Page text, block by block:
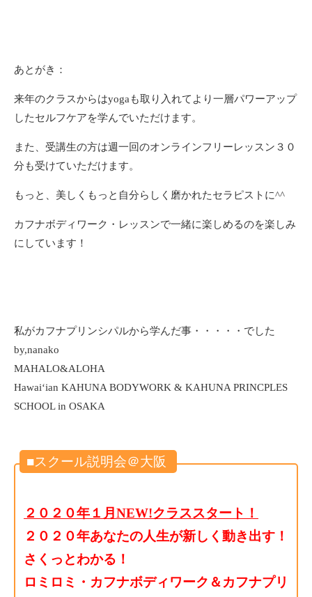
あとがき：
来年のクラスからはyogaも取り入れてより一層パワーアップ
したセルフケアを学んでいただけます。
また、受講生の方は週一回のオンラインフリーレッスン３０
分も受けていただけます。
もっと、美しくもっと自分らしく磨かれたセラピストに^^
カフナボディワーク・レッスンで一緒に楽しめるのを楽しみ
にしています！
私がカフナプリンシパルから学んだ事・・・・・でした
by,nanako
MAHALO&ALOHA
Hawaiʻian KAHUNA BODYWORK & KAHUNA PRINCPLES
SCHOOL in OSAKA
■スクール説明会＠大阪
２０２０年１月NEW!クラススタート！
２０２０年あなたの人生が新しく動き出す！
さくっとわかる！
ロミロミ・カフナボディワーク＆カフナプリ